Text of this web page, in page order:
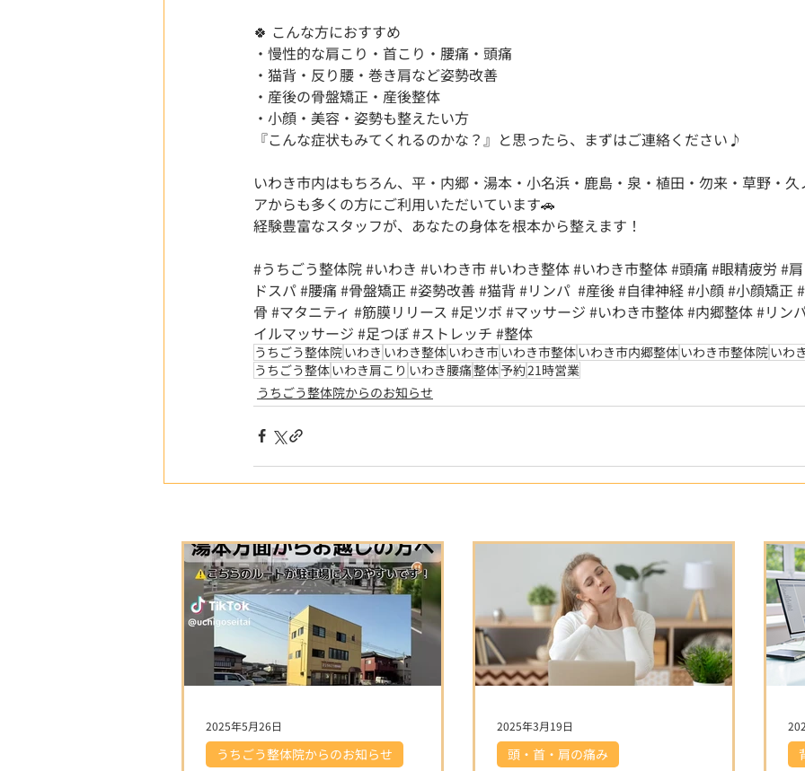
🍀 こんな方におすすめ
・慢性的な肩こり・首こり・腰痛・頭痛
・猫背・反り腰・巻き肩など姿勢改善
・産後の骨盤矯正・産後整体
・小顔・美容・姿勢も整えたい方
『こんな症状もみてくれるのかな？』と思ったら、まずはご連絡ください♪
いわき市内はもちろん、平・内郷・湯本・小名浜・鹿島・泉・植田・勿来・草野・久
アからも多くの方にご利用いただいています🚗
経験豊富なスタッフが、あなたの身体を根本から整えます！
#うちごう整体院#いわき #いわき市#いわき整体#いわき市整体#頭痛#眼精疲労 #
ドスパ#腰痛#骨盤矯正 #姿勢改善#猫背 #リンパ #産後#自律神経#小顔#小顔矯正
骨 #マタニティ #筋膜リリース #足ツボ #マッサージ #いわき市整体#内郷整体#リン
イルマッサージ #足つぼ#ストレッチ #整体
うちごう整体院いわき いわき整体いわき市いわき市整体いわき市内郷整体いわき市整体院いわ
うちごう整体いわき肩こり いわき腰痛整体予約21時営業
うちごう整体院からのお知らせ
うちごう整体院からのお知らせ
2025年5月26日
頭・首・肩の痛み
2025年3月19日